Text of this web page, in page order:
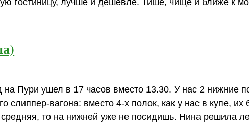
гостиницу, лучше и дешевле. Тише, чище и ближе к
Пури ушел в 17 часов вместо 13.30. У нас 2 нижние
слиппер-вагона: вместо 4-х полок, как у нас в купе, их
то на нижней уже не посидишь. Нина решила